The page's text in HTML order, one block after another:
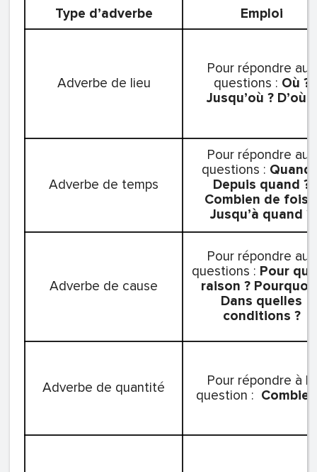
Type d’adverbe Emploi
Adverbe de lieu
Pour répondre aux
questions : Où ?
Jusqu’où ? D’où ?
Adverbe de temps
Pour répondre aux
questions : Quand
Depuis quand ?
Combien de fois
Jusqu’à quand ?
Adverbe de cause
Pour répondre aux
questions : Pour
raison ? Pourquoi
Dans quelles
conditions ?
Adverbe de quantité
Pour répondre à la
question :